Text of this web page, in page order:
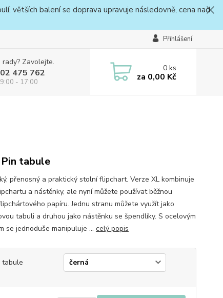
větších balení se doprava upravuje následovně, cena nad
Přihlášení
Zavolejte.
475 762
- 17:00
0ks
za 0,00 Kč
tabule
přenosný a praktický stolní flipchart. Verze XL kombinuje
a nástěnky, ale nyní můžete používat běžnou
papíru. Jednu stranu můžete využít jako
tabuli a druhou jako nástěnku se špendlíky. S ocelovým
se jednoduše manipuluje ... celý popis
tabule